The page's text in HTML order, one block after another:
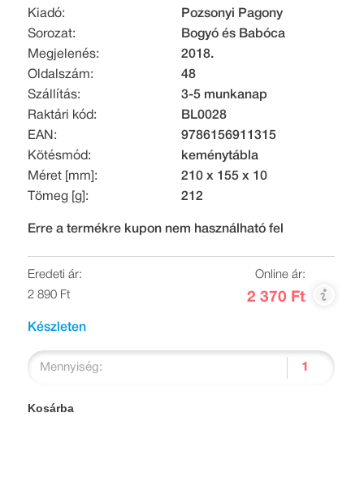
Kiadó:
Pozsonyi Pagony
Sorozat:
Bogyó és Babóca
Megjelenés:
2018.
Oldalszám:
48
Szállítás:
3-5 munkanap
Raktári kód:
BL0028
EAN:
9786156911315
Kötésmód:
keménytábla
Méret [mm]:
210 x 155 x 10
Tömeg [g]:
212
Erre a termékre kupon nem használható fel
Eredeti ár:
2 890 Ft
Online ár:
2 370 Ft
Készleten
Mennyiség:
Kosárba